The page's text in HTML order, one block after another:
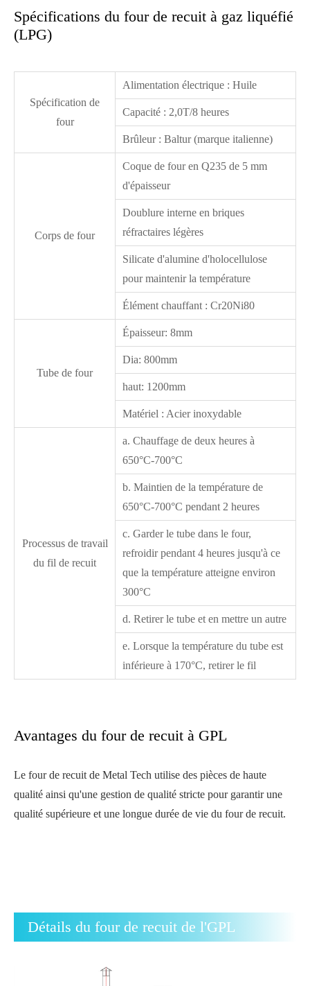
Spécifications du four de recuit à gaz liquéfié
(LPG)
Spécification de
four
Alimentation électrique : Huile
Capacité : 2,0T/8 heures
Brûleur : Baltur (marque italienne)
Corps de four
Coque de four en Q235 de 5 mm
d'épaisseur
Doublure interne en briques
réfractaires légères
Silicate d'alumine d'holocellulose
pour maintenir la température
Élément chauffant : Cr20Ni80
Tube de four
Épaisseur: 8mm
Dia: 800mm
haut: 1200mm
Matériel : Acier inoxydable
Processus de travail
du fil de recuit
a. Chauffage de deux heures à
650°C-700°C
b. Maintien de la température de
650°C-700°C pendant 2 heures
c. Garder le tube dans le four,
refroidir pendant 4 heures jusqu'à ce
que la température atteigne environ
300°C
d. Retirer le tube et en mettre un autre
e. Lorsque la température du tube est
inférieure à 170°C, retirer le fil
Avantages du four de recuit à GPL
Le four de recuit de Metal Tech utilise des pièces de haute
qualité ainsi qu'une gestion de qualité stricte pour garantir une
qualité supérieure et une longue durée de vie du four de recuit.
Détails du four de recuit de l'GPL